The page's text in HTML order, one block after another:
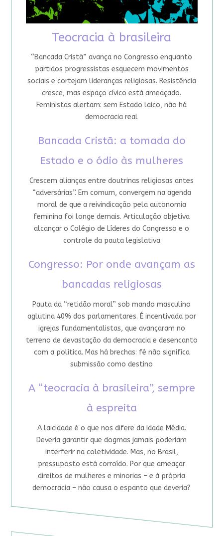
Teocracia à brasileira
“Bancada Cristã” avança no Congresso enquanto
partidos progressistas esquecem movimentos
sociais e cortejam lideranças religiosas. Resistência
cresce, mas espaço cívico está ameaçado.
Feministas alertam: sem Estado laico, não há
democracia real
Bancada Cristã: a tomada do
Estado e o ódio às mulheres
Crescem alianças entre doutrinas religiosas antes
“adversárias”. Em comum, convergem na agenda
moral de que a reivindicação pela autonomia
feminina foi longe demais. Articulação objetiva
alcançar o Colégio de Líderes do Congresso e o
controle da pauta legislativa
Congresso: Por onde avançam as
bancadas religiosas
Pauta da “retidão moral” sob mando masculino
aglutina 40% dos parlamentares. É incentivada por
igrejas fundamentalistas, que avançaram no
terreno de devastação da democracia e desencanto
com a política. Mas há brechas: fé não significa
submissão como destino
A “teocracia à brasileira”, sempre
à espreita
A laicidade é o que nos difere da Idade Média.
Deveria garantir que dogmas jamais poderiam
interferir na coletividade. Mas, no Brasil,
pressuposto está corroído. Por que ameaçar
direitos de mulheres e minorias – e à própria
democracia – não causa o espanto que deveria?